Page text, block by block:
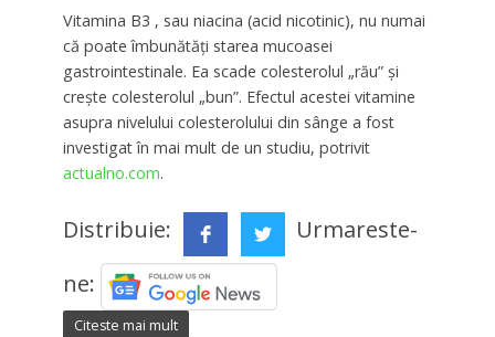
Vitamina B3 , sau niacina (acid nicotinic), nu numai
că poate îmbunătăți starea mucoasei
gastrointestinale. Ea scade colesterolul „rău” și
crește colesterolul „bun”. Efectul acestei vitamine
asupra nivelului colesterolului din sânge a fost
investigat în mai mult de un studiu, potrivit
actualno.com.
Distribuie:
Urmareste-
ne:
Citeste mai mult